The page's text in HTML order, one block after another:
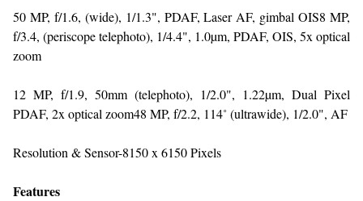
50 MP, f/1.6, (wide), 1/1.3", PDAF, Laser AF, gimbal OIS8 MP,
f/3.4, (periscope telephoto), 1/4.4", 1.0µm, PDAF, OIS, 5x optical
zoom
12 MP, f/1.9, 50mm (telephoto), 1/2.0", 1.22µm, Dual Pixel
PDAF, 2x optical zoom48 MP, f/2.2, 114˚ (ultrawide), 1/2.0", AF
Resolution & Sensor-8150 x 6150 Pixels
Features